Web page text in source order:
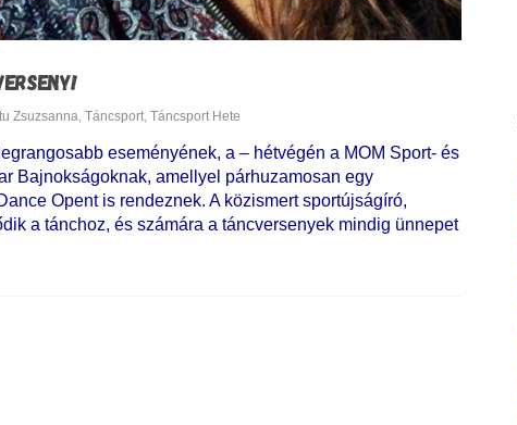
Zsuzsanna Táncsport Táncsport Hete
eseményének, a – hétvégén a MOM Sport- és
Bajnokságoknak, amellyel párhuzamosan egy
Opent is rendeznek. A közismert sportújságíró,
a tánchoz, és számára a táncversenyek mindig ünnepet